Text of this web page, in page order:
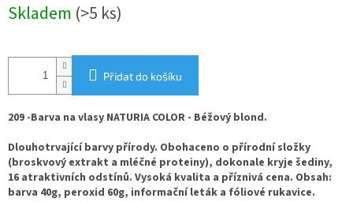
cena:
Skladem (>5 ks)
Přidat do košíku
209 -Barva na vlasy NATURIA COLOR - Béžový blond.
Dlouhotrvající barvy přírody. Obohaceno o přírodní složky
(broskvový extrakt a mléčné proteiny), dokonale kryje šediny,
16 atraktivních odstínů. Vysoká kvalita a příznivá cena. Obsah:
barva 40g, peroxid 60g, informační leták a fóliové rukavice.